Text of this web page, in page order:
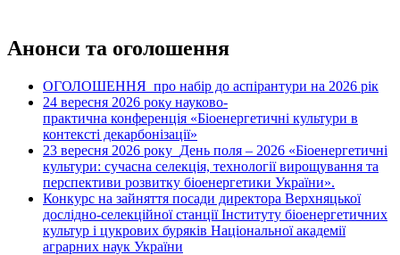
Анонси та оголошення
ОГОЛОШЕННЯ про набір до аспірантури на 2026 рік
24 вересня 2026 року науково-
практична конференція «Біоенергетичні культури в
контексті декарбонізації»
23 вересня 2026 року День поля – 2026 «Біоенергетичні
культури: сучасна селекція, технології вирощування та
перспективи розвитку біоенергетики України».
Конкурс на зайняття посади директора Верхняцької
дослідно-селекційної станції Інституту біоенергетичних
культур і цукрових буряків Національної академії
аграрних наук України